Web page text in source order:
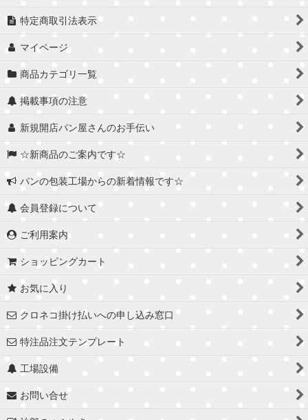
特定商取引法表示
マイページ
商品カテゴリ一覧
掲載事項の注意
新規開店パン屋さんのお手伝い
☆新商品のご案内です☆
パンの包装工場からの新着情報です☆
会員登録について
ご利用案内
ショッピングカート
お気に入り
クロネコ掛け払いへの申し込み窓口
特注品注文テンプレート
工場設備
お問い合せ